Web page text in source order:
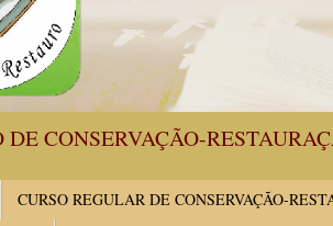
DE CONSERVAÇÃO-
CURSO REGULAR DE CONSERVAÇÃO-